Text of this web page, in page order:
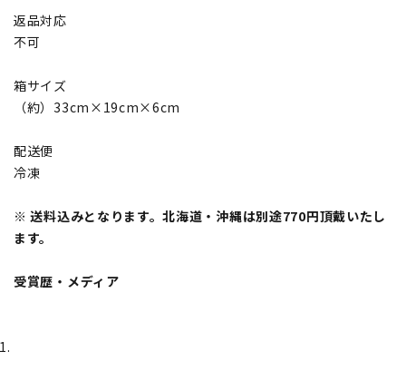
返品対応
不可
箱サイズ
（約）33cm×19cm×6cm
配送便
冷凍
※ 送料込みとなります。北海道・沖縄は別途770円頂戴いたし
ます。
受賞歴・メディア